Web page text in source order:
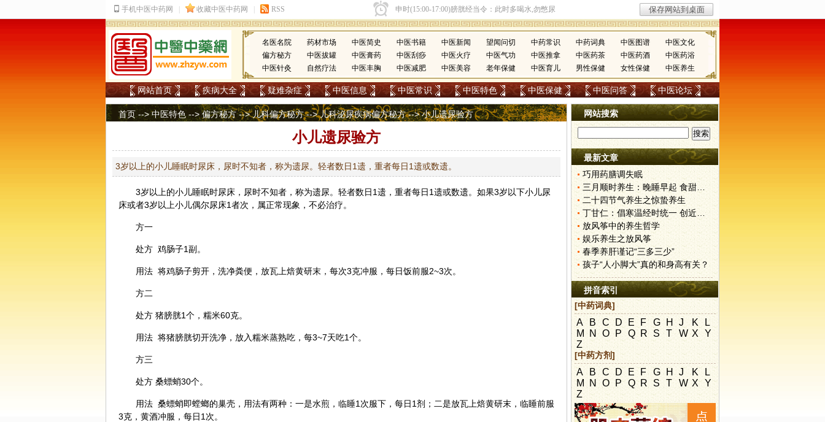
名医名院 药材市场 中医简史 中医书籍 中医新闻 望闻问切 中药常识 中药词典 中医图谱
中医文化
偏方秘方
中医拔罐 中医膏药 中医刮痧 中医火疗 中医气功 中医推拿 中医药茶 中医药酒
中医药浴
中医针灸
自然疗法 中医丰胸 中医减肥 中医美容 老年保健 中医育儿 男性保健 女性保健 中医养生
网站首页 疾病大全 疑难杂症 中医信息 中医常识 中医特色 中医保健 中医问答 中医论坛
首页 -->中医特色 -->偏方秘方-->儿科偏方秘方-->儿科泌尿疾病偏方秘方--> 小儿遗尿验方
小儿遗尿验方
3岁以上的小儿睡眠时尿床，尿时不知者，称为遗尿。轻者数日1遗，重者每日1遗或数遗。
3岁以上的小儿睡眠时尿床，尿时不知者，称为遗尿。轻者数日1遗，重者每日1遗或数遗。如果3岁以下小儿尿
床或者3岁以上小儿偶尔尿床1者次，属正常现象，不必治疗。
方一
处方 鸡肠子1副。
用法 将鸡肠子剪开，洗净粪便，放瓦上焙黄研末，每次3克冲服，每日饭前服2~3次。
方二
处方 猪膀胱1个，糯米60克。
用法 将猪膀胱切开洗净，放入糯米蒸熟吃，每3~7天吃1个。
方三
处方 桑螵蛸30个。
用法 桑螵蛸即螳螂的巢壳，用法有两种：一是水煎，临睡1次服下，每日1剂；二是放瓦上焙黄研末，临睡前服
3克，黄酒冲服，每日1次。
网站搜索
最新文章
巧用药膳调失眠
三月顺时养生：晚睡早起 食甜养肝
二十四节气养生之惊蛰养生
丁甘仁：倡寒温经时统一 创近代中医教育
放风筝中的养生哲学
娱乐养生之放风筝
春季养肝谨记“三多三少”
孩子“人小脚大”真的和身高有关？
拼音索引
[中药词典]
A B C D E F G H J K
L
M N O P Q R S T W X
Y
Z
[中药方剂]
A B C D E F G H J K
L
M N O P Q R S T W X
Y
Z